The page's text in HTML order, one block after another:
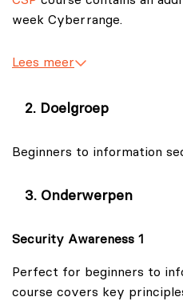
week Cyberrange.
With a skills gap in the 3-4
breaches in both the public
technology than
to advance their careers
online security training by
Cybersecurity
Lees meer
Doelgroep
Beginners to information
Onderwerpen
Security Awareness 1
Perfect for beginners to
course covers key